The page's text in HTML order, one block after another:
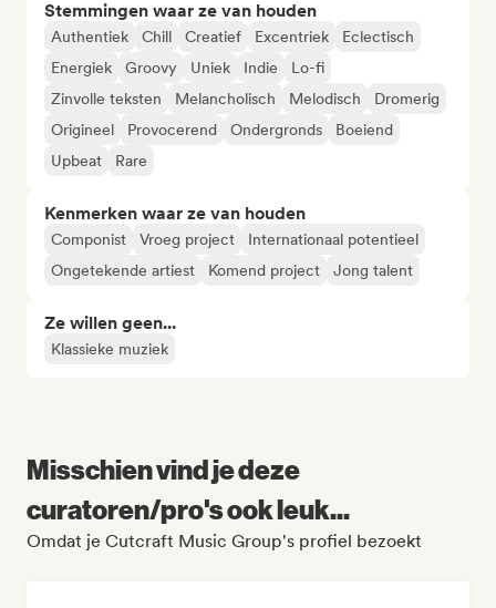
Stemmingen waar ze van houden
Authentiek Chill Creatief Excentriek
Eclectisch
Energiek
Groovy Uniek Indie
Lo-fi
Zinvolle teksten
Melancholisch Melodisch
Dromerig
Origineel
Provocerend Ondergronds
Boeiend
Upbeat
Rare
Kenmerken waar ze van houden
Componist Vroeg project
Internationaal potentieel
Ongetekende artiest
Komend project Jong talent
Ze willen geen...
Klassieke muziek
Misschien vind je deze
curatoren/pro's ook leuk...
Omdat je Cutcraft Music Group's profiel bezoekt